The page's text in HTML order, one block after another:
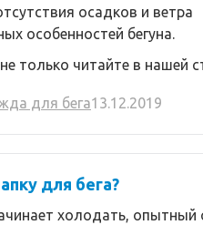
осадков и ветра
особенностей бегуна.
только читайте в нашей
для бега13.12.2019
для бега?
холодать, опытный